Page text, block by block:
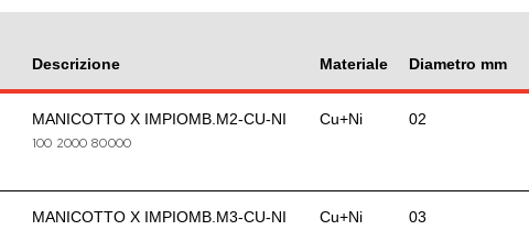
Descrizione Materiale Diametro mm
MANICOTTO X IMPIOMB.M2-CU-NI
100 2000 80000
Cu+Ni 02
MANICOTTO X IMPIOMB.M3-CU-NI
Cu+Ni 03